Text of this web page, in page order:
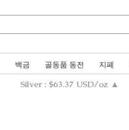
백금 골동품 동전 지폐
Silver : $63.37 USD/oz ▲